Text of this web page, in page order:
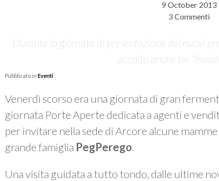
9 October 2013
3 Commenti
Durante la giornata di presentazione dei nuovi
accolto anche tre
Pubblicato in Eventi
Venerdì scorso era una giornata di gran
giornata Porte Aperte dedicata a agenti e
per invitare nella sede di Arcore alcune
grande famiglia PegPerego.
Una visita guidata a tutto tondo, dalle ultime